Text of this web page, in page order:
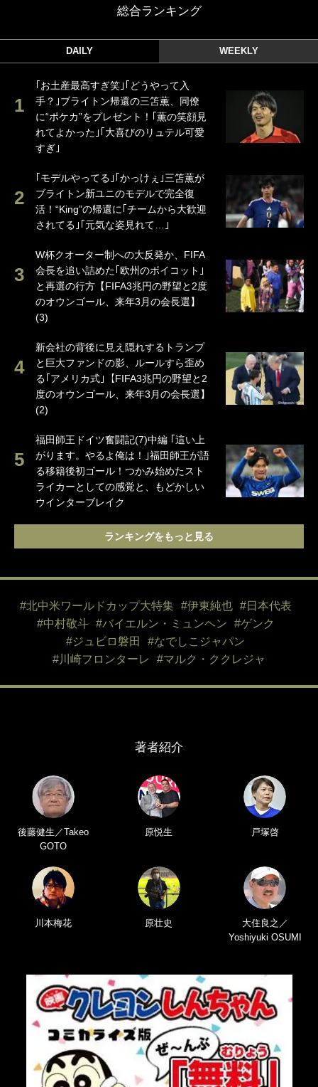
総合ランキング
DAILY WEEKLY
｢お土産最高すぎ笑｣｢どうやって入
手？｣ブライトン帰還の三笘薫、同僚
に“ポケカ”をプレゼント！｢薫の笑顔見
れてよかった｣｢大喜びのリュテル可愛
すぎ｣
｢モデルやってる｣｢かっけぇ｣三笘薫が
ブライトン新ユニのモデルで完全復
活！“King”の帰還に｢チームから大歓迎
されてる｣｢元気な姿見れて…｣
W杯クオーター制への大反発か、FIFA
会長を追い詰めた｢欧州のボイコット｣
と再選の行方【FIFA3兆円の野望と2度
のオウンゴール、来年3月の会長選】
(3)
新会社の背後に見え隠れするトランプ
と巨大ファンドの影、ルールすら歪め
る｢アメリカ式｣【FIFA3兆円の野望と2
度のオウンゴール、来年3月の会長選】
(2)
福田師王ドイツ奮闘記(7)中編 ｢這い上
がります。やるよ俺は！｣福田師王が語
る移籍後初ゴール！つかみ始めたスト
ライカーとしての感覚と、もどかしい
ウインターブレイク
ランキングをもっと見る
#北中米ワールドカップ大特集 #伊東純也
#日本代表
#中村敬斗
#バイエルン・ミュンヘン
#ゲンク
#ジュビロ磐田
#なでしこジャパン
#川崎フロンターレ
#マルク・ククレジャ
著者紹介
後藤健生／Takeo
GOTO
原悦生 戸塚啓
川本梅花 原壮史
大住良之／
Yoshiyuki OSUMI